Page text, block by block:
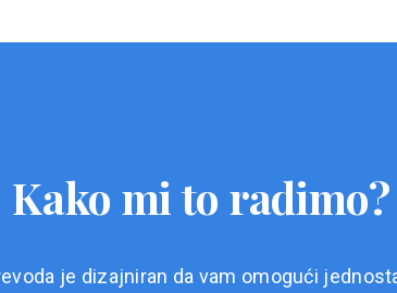
Kako mi to radimo?
je dizajniran da vam omogući